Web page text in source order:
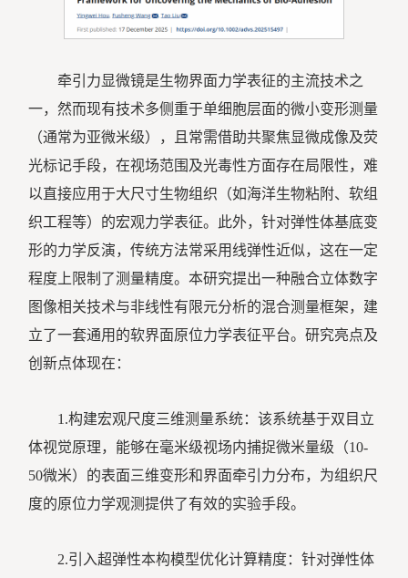
牵引力显微镜是生物界面力学表征的主流技术之
一，然而现有技术多侧重于单细胞层面的微小变形测量
（通常为亚微米级），且常需借助共聚焦显微成像及荧
光标记手段，在视场范围及光毒性方面存在局限性，难
以直接应用于大尺寸生物组织（如海洋生物粘附、软组
织工程等）的宏观力学表征。此外，针对弹性体基底变
形的力学反演，传统方法常采用线弹性近似，这在一定
程度上限制了测量精度。本研究提出一种融合立体数字
图像相关技术与非线性有限元分析的混合测量框架，建
立了一套通用的软界面原位力学表征平台。研究亮点及
创新点体现在：
1.构建宏观尺度三维测量系统：该系统基于双目立
体视觉原理，能够在毫米级视场内捕捉微米量级（10-
50微米）的表面三维变形和界面牵引力分布，为组织尺
度的原位力学观测提供了有效的实验手段。
2.引入超弹性本构模型优化计算精度：针对弹性体